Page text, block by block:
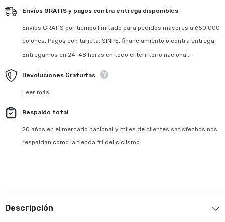
Envíos GRATIS y pagos contra entrega disponibles
Envíos GRATIS por tiempo limitado para pedidos mayores a ¢50.000
colones. Pagos con tarjeta, SINPE, financiamiento o contra entrega.
Entregamos en 24-48 horas en todo el territorio nacional..
Devoluciones Gratuitas
Leer más.
Respaldo total
20 años en el mercado nacional y miles de clientes satisfechos nos
respaldan como la tienda #1 del ciclismo.
Descripción